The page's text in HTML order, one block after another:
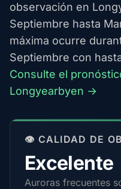
observación en
Septiembre hasta
máxima ocurre
Septiembre con
Consulte el
Longyearbyen →
👁️ CALIDAD DE
Excelente
Auroras frecuentes